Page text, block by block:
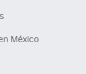
México